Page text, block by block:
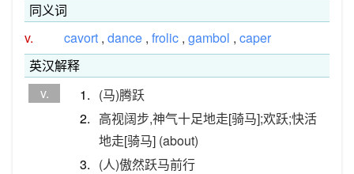
同义词
v.
cavort , dance , frolic , gambol , caper
英汉解释
v.
1. (马)腾跃
2. 高视阔步,神气十足地走[骑马];欢跃;快活
地走[骑马] (about)
3. (人)傲然跃马前行